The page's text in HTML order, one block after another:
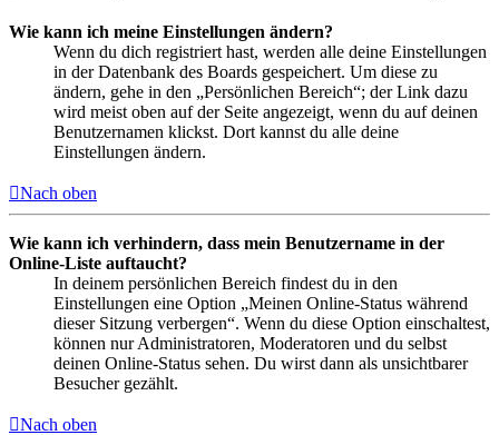
Wie kann ich meine Einstellungen ändern?
Wenn du dich registriert hast, werden alle deine Einstellungen
in der Datenbank des Boards gespeichert. Um diese zu
ändern, gehe in den „Persönlichen Bereich“; der Link dazu
wird meist oben auf der Seite angezeigt, wenn du auf deinen
Benutzernamen klickst. Dort kannst du alle deine
Einstellungen ändern.
Nach oben
Wie kann ich verhindern, dass mein Benutzername in der
Online-Liste auftaucht?
In deinem persönlichen Bereich findest du in den
Einstellungen eine Option „Meinen Online-Status während
dieser Sitzung verbergen“. Wenn du diese Option einschaltest,
können nur Administratoren, Moderatoren und du selbst
deinen Online-Status sehen. Du wirst dann als unsichtbarer
Besucher gezählt.
Nach oben